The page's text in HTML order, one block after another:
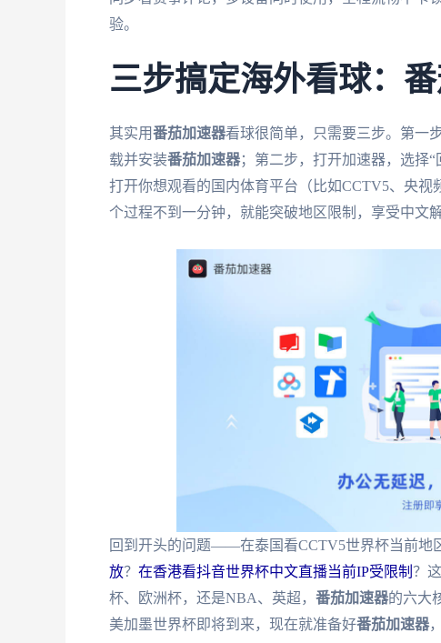
验。
三步搞定海外看球：
其实用番茄加速器看球很简单，只需要三步。第一
载并安装番茄加速器；第二步，打开加速器，选择“
打开你想观看的国内体育平台（比如CCTV5、央
个过程不到一分钟，就能突破地区限制，享受中文
回到开头的问题——在泰国看CCTV5世界杯当前地
放？ 在香港看抖音世界杯中文直播当前IP受限制 ？
杯、欧洲杯，还是NBA、英超， 番茄加速器的六大
美加墨世界杯即将到来，现在就准备好番茄加速器